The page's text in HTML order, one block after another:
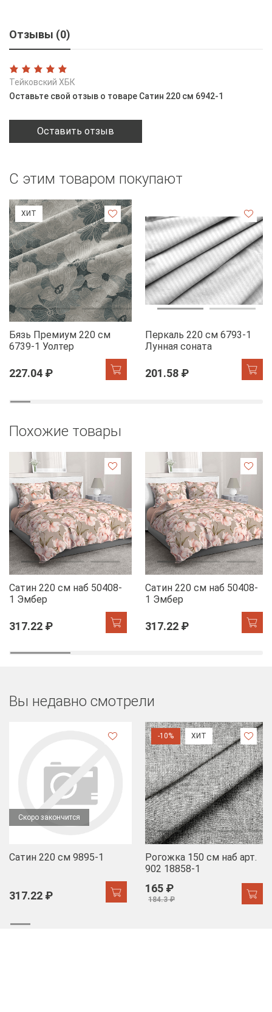
Отзывы (0)
Тейковский ХБК
Оставьте свой отзыв о товаре Сатин 220 см 6942-1
Оставить отзыв
С этим товаром покупают
ХИТ
Бязь Премиум 220 см
6739-1 Уолтер
227.04 ₽
Перкаль 220 см 6793-1
Лунная соната
201.58 ₽
Похожие товары
Сатин 220 см наб 50408-
1 Эмбер
317.22 ₽
Сатин 220 см наб 50408-
1 Эмбер
317.22 ₽
Вы недавно смотрели
Скоро закончится
Сатин 220 см 9895-1
317.22 ₽
-10% ХИТ
Рогожка 150 см наб арт.
902 18858-1
165 ₽
184.3 ₽